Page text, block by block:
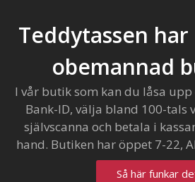
Teddytassen
obemannad
I vår butik som kan du låsa
Bank-ID, välja bland 100-tals
självscanna och betala i
hand. Butiken har öppet 7-22,
Så här funkar